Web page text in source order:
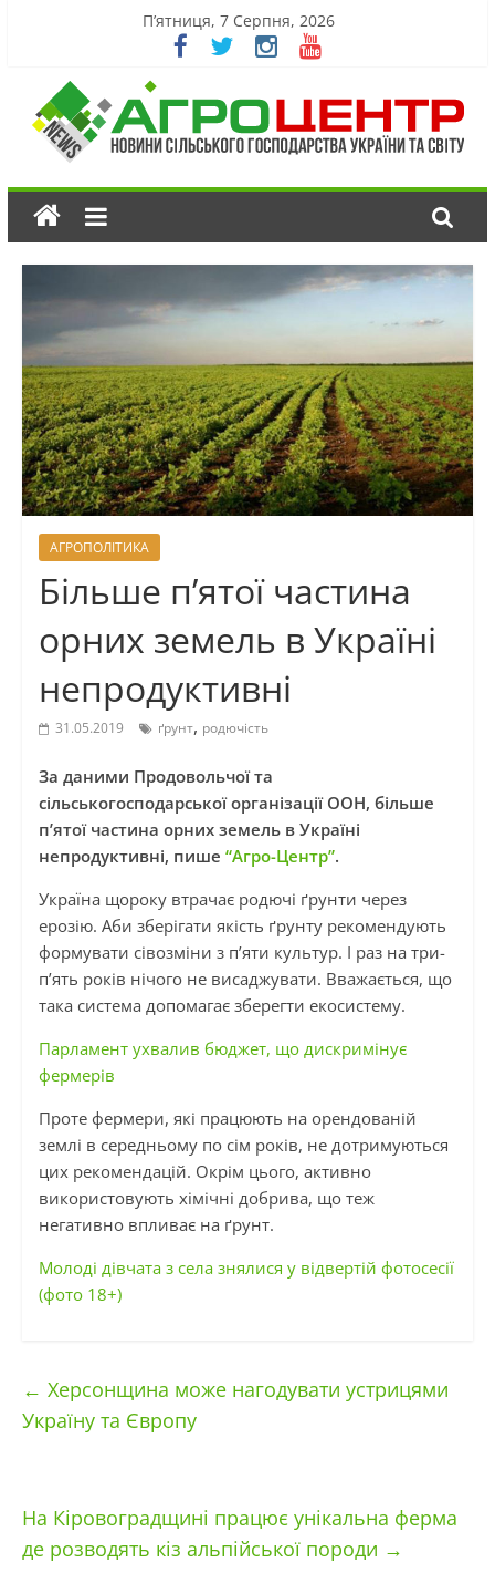
П’ятниця, 7 Серпня, 2026
АГРОПОЛІТИКА
Більше п’ятої частина
орних земель в Україні
непродуктивні
31.05.2019 ґрунт, родючість
За даними Продовольчої та
сільськогосподарської організації ООН, більше
п’ятої частина орних земель в Україні
непродуктивні, пише “Агро-Центр”.
Україна щороку втрачає родючі ґрунти через
ерозію. Аби зберігати якість ґрунту рекомендують
формувати сівозміни з п’яти культур. І раз на три-
п’ять років нічого не висаджувати. Вважається, що
така система допомагає зберегти екосистему.
Парламент ухвалив бюджет, що дискримінує
фермерів
Проте фермери, які працюють на орендованій
землі в середньому по сім років, не дотримуються
цих рекомендацій. Окрім цього, активно
використовують хімічні добрива, що теж
негативно впливає на ґрунт.
Молоді дівчата з села знялися у відвертій фотосесії
(фото 18+)
← Херсонщина може нагодувати устрицями
Україну та Європу
На Кіровоградщині працює унікальна ферма
де розводять кіз альпійської породи →